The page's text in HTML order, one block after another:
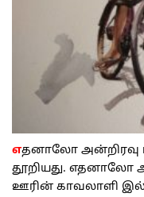
எதனாலோ அன்றிரவு
தூறியது. எதனாலோ
ஊரின் காவலாளி